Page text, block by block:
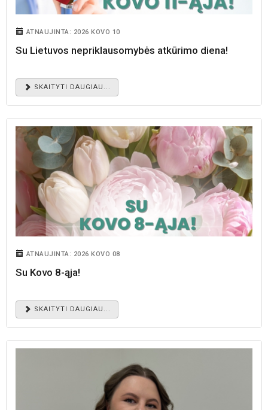
ATNAUJINTA: 2026 KOVO 10
Su Lietuvos nepriklausomybės atkūrimo diena!
SKAITYTI DAUGIAU...
ATNAUJINTA: 2026 KOVO 08
Su Kovo 8-ąja!
SKAITYTI DAUGIAU...